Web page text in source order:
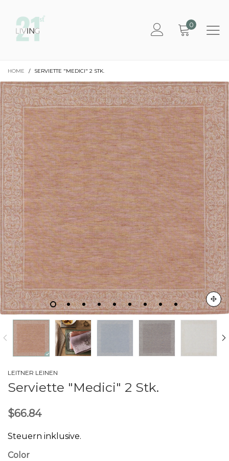
0
HOME / SERVIETTE "MEDICI" 2 STK.
LEITNER LEINEN
Serviette "Medici" 2 Stk.
$66.84
Steuern inklusive.
Color